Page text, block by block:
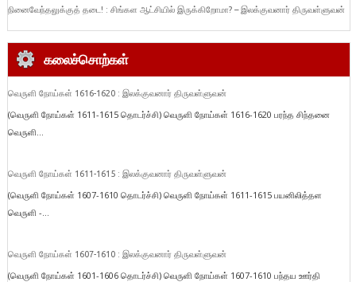
நினைவேந்தலுக்குத் தடை! : சிங்கள ஆட்சியில் இருக்கிறோமா? – இலக்குவனார் திருவள்ளுவன்
கலைச்சொற்கள்
வெருளி நோய்கள் 1616-1620 : இலக்குவனார் திருவள்ளுவன்
(வெருளி நோய்கள் 1611-1615 தொடர்ச்சி) வெருளி நோய்கள் 1616-1620 பரந்த சிந்தனை
வெருளி...
வெருளி நோய்கள் 1611-1615 : இலக்குவனார் திருவள்ளுவன்
(வெருளி நோய்கள் 1607-1610 தொடர்ச்சி) வெருளி நோய்கள் 1611-1615 பயனிலித்தள
வெருளி -...
வெருளி நோய்கள் 1607-1610 : இலக்குவனார் திருவள்ளுவன்
(வெருளி நோய்கள் 1601-1606 தொடர்ச்சி) வெருளி நோய்கள் 1607-1610 பந்தய ஊர்தி